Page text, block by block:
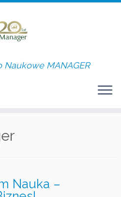
Naukowe MANAGER
Nauka –